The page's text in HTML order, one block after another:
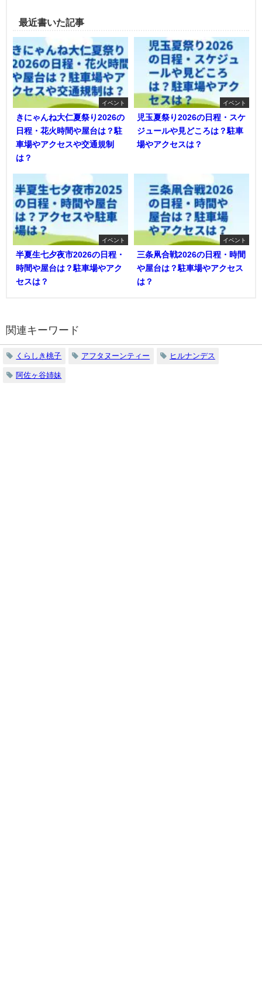
最近書いた記事
イベント
きにゃんね大仁夏祭り2026の
日程・花火時間や屋台は？駐
車場やアクセスや交通規制
は？
イベント
児玉夏祭り2026の日程・スケ
ジュールや見どころは？駐車
場やアクセスは？
イベント
半夏生七夕夜市2026の日程・
時間や屋台は？駐車場やアク
セスは？
イベント
三条凧合戦2026の日程・時間
や屋台は？駐車場やアクセス
は？
関連キーワード
くらしき桃子 アフタヌーンティー ヒルナンデス
阿佐ヶ谷姉妹